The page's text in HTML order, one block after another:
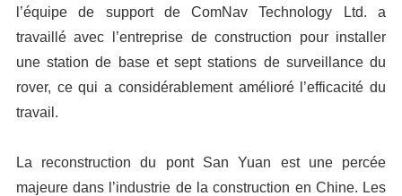
l’équipe de support de ComNav Technology Ltd. a
travaillé avec l’entreprise de construction pour installer
une station de base et sept stations de surveillance du
rover, ce qui a considérablement amélioré l’efficacité du
travail.
La reconstruction du pont San Yuan est une percée
majeure dans l’industrie de la construction en Chine. Les